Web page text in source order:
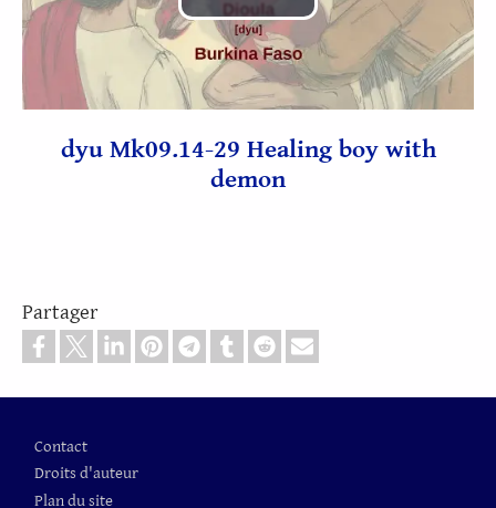
Lire
la
vidéo
dyu Mk09.14-29 Healing boy with
demon
Partager
Contact
Droits d'auteur
Plan du site